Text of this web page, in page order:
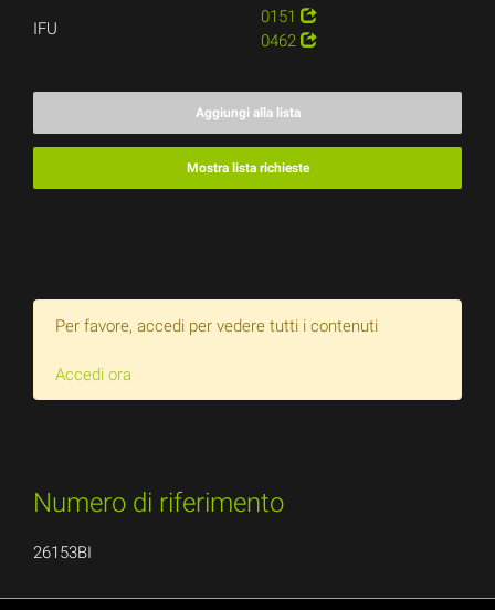
IFU
0151
0462
Aggiungi alla lista
Mostra lista richieste
Per favore, accedi per vedere tutti i contenuti
Accedi ora
Numero di riferimento
26153BI